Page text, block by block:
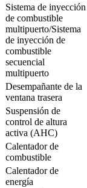
Sistema de inyección
de combustible
multipuerto/Sistema
de inyección de
combustible
secuencial
multipuerto
Desempañante de la
ventana trasera
Suspensión de
control de altura
activa (AHC)
Calentador de
combustible
Calentador de
energía